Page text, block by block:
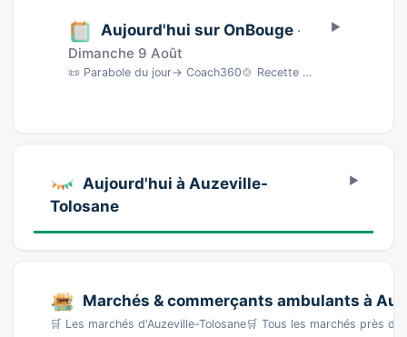
Aujourd'hui sur OnBouge ·
Dimanche 9 Août
📜 Parabole du jour→ Coach360🍲 Recette du jourCrevettes, Fenouil, Pomme, Avocat, Concombr…
Aujourd'hui à Auzeville-
Tolosane
Marchés & commerçants ambulants à
🛒 Les marchés d'Auzeville-Tolosane🛒 Tous les marchés près